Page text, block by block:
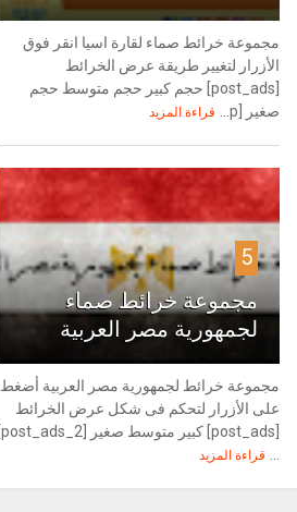
مجموعة خرائط صماء لقارة اسيا انقر فوق
الأزرار لتغيير طريقة عرض الخرائط
[post_ads] حجم كبير حجم متوسط حجم
صغير [p...
قراءة المزيد
5
مجموعة خرائط صماء
لجمهورية مصر العربية
مجموعة خرائط لجمهورية مصر العربية أضغط
على الأزرار لتحكم فى شكل عرض الخرائط
[post_ads] كبير متوسط صغير [post_ads_2]
قراءة المزيد